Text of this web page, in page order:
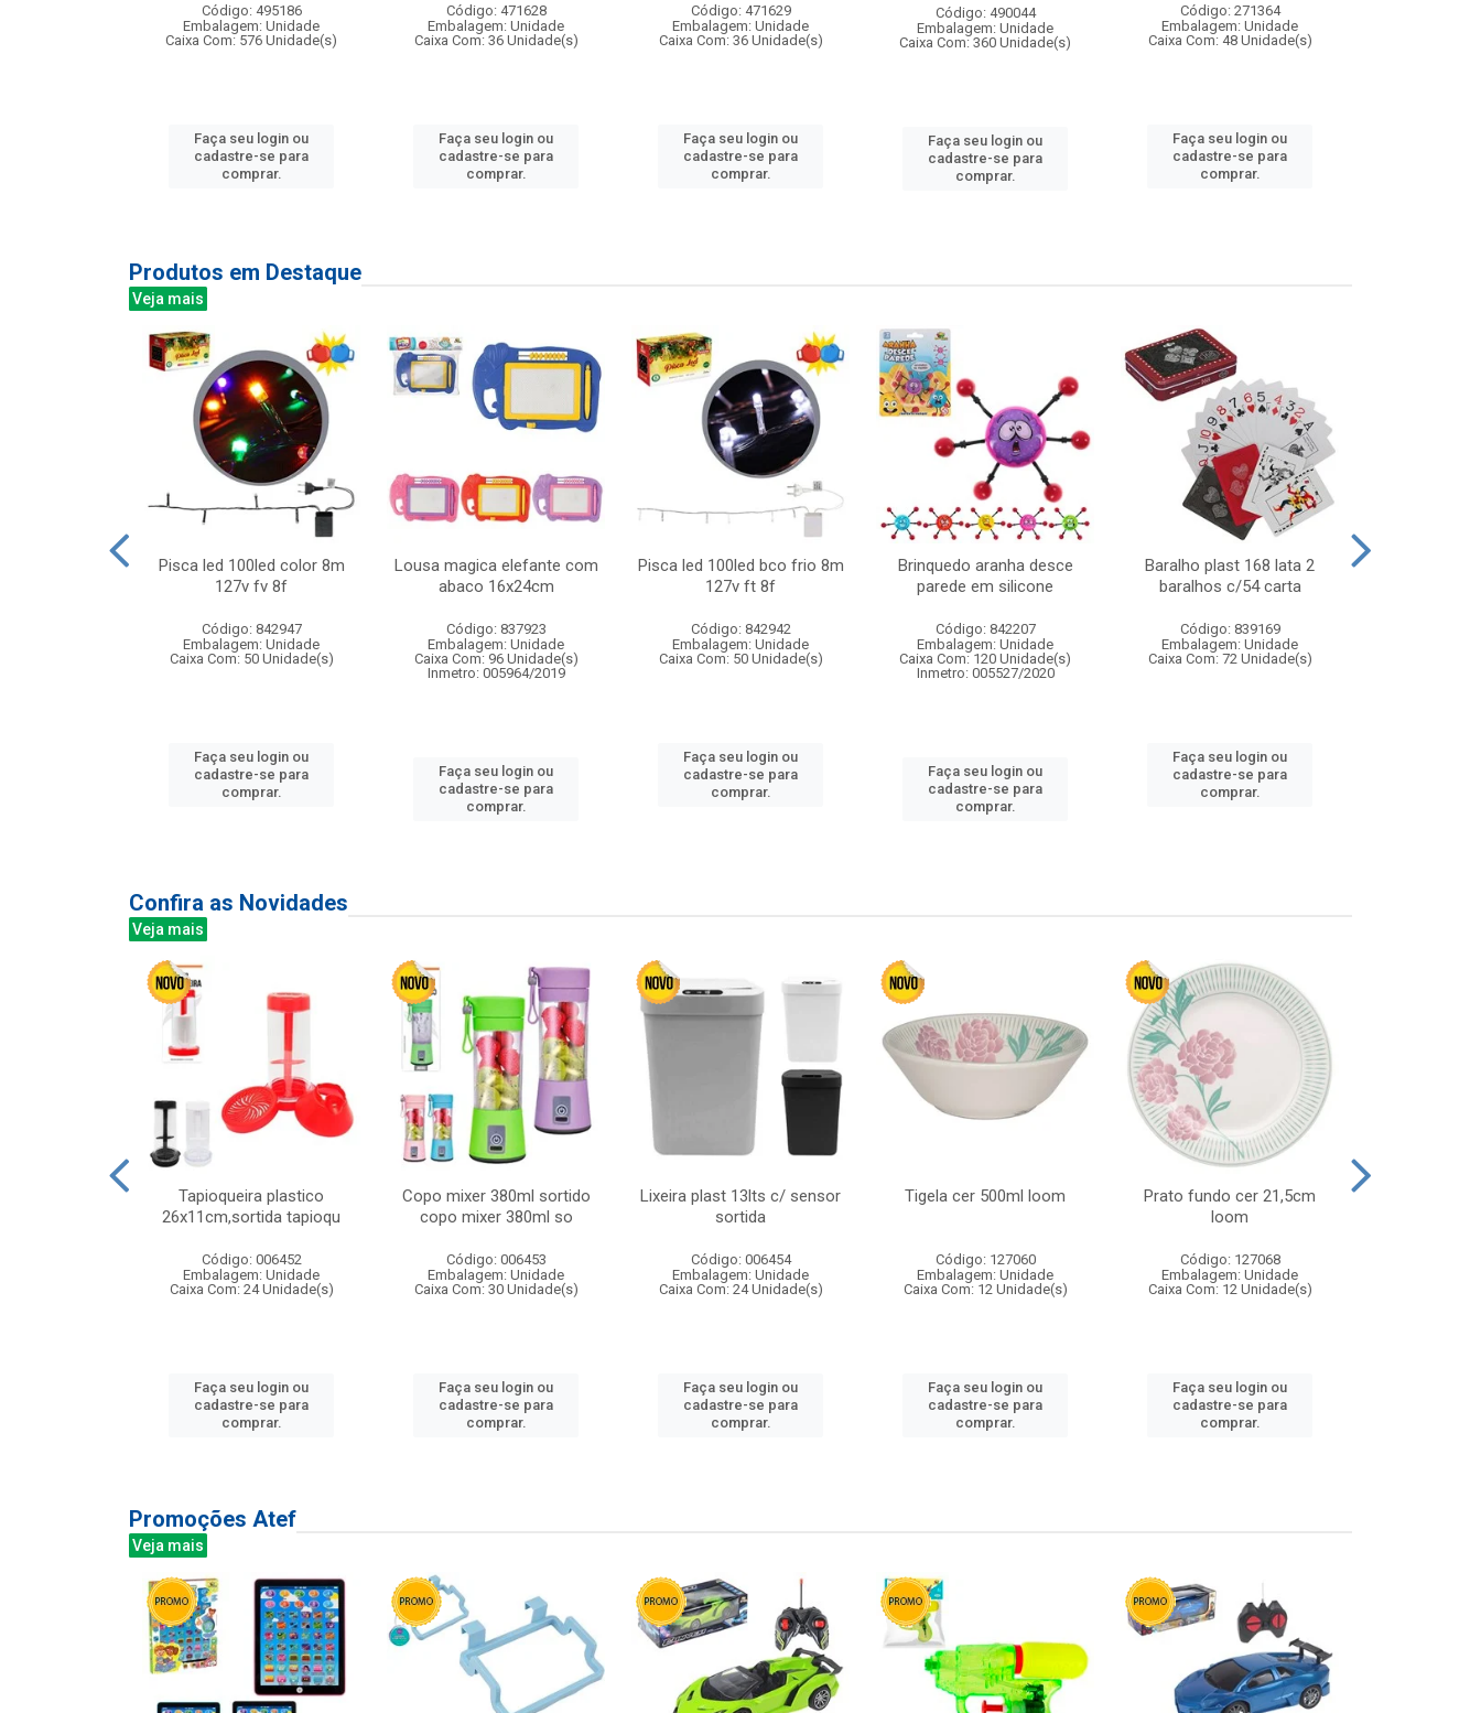
Código: 495186
Embalagem: Unidade
Caixa Com: 576 Unidade(s)
Faça seu login ou
cadastre-se para
comprar.
Código: 471628
Embalagem: Unidade
Caixa Com: 36 Unidade(s)
Faça seu login ou
cadastre-se para
comprar.
Código: 471629
Embalagem: Unidade
Caixa Com: 36 Unidade(s)
Faça seu login ou
cadastre-se para
comprar.
Código: 490044
Embalagem: Unidade
Caixa Com: 360 Unidade(s)
Faça seu login ou
cadastre-se para
comprar.
Código: 271364
Embalagem: Unidade
Caixa Com: 48 Unidade(s)
Faça seu login ou
cadastre-se para
comprar.
Produtos em Destaque
Veja mais
Pisca led 100led color 8m
127v fv 8f
Código: 842947
Embalagem: Unidade
Caixa Com: 50 Unidade(s)
Faça seu login ou
cadastre-se para
comprar.
Lousa magica elefante com
abaco 16x24cm
Código: 837923
Embalagem: Unidade
Caixa Com: 96 Unidade(s)
Inmetro: 005964/2019
Faça seu login ou
cadastre-se para
comprar.
Pisca led 100led bco frio 8m
127v ft 8f
Código: 842942
Embalagem: Unidade
Caixa Com: 50 Unidade(s)
Faça seu login ou
cadastre-se para
comprar.
Brinquedo aranha desce
parede em silicone
Código: 842207
Embalagem: Unidade
Caixa Com: 120 Unidade(s)
Inmetro: 005527/2020
Faça seu login ou
cadastre-se para
comprar.
Baralho plast 168 lata 2
baralhos c/54 carta
Código: 839169
Embalagem: Unidade
Caixa Com: 72 Unidade(s)
Faça seu login ou
cadastre-se para
comprar.
Confira as Novidades
Veja mais
Tapioqueira plastico
26x11cm,sortida tapioqu
Código: 006452
Embalagem: Unidade
Caixa Com: 24 Unidade(s)
Faça seu login ou
cadastre-se para
comprar.
Copo mixer 380ml sortido
copo mixer 380ml so
Código: 006453
Embalagem: Unidade
Caixa Com: 30 Unidade(s)
Faça seu login ou
cadastre-se para
comprar.
Lixeira plast 13lts c/ sensor
sortida
Código: 006454
Embalagem: Unidade
Caixa Com: 24 Unidade(s)
Faça seu login ou
cadastre-se para
comprar.
Tigela cer 500ml loom
Código: 127060
Embalagem: Unidade
Caixa Com: 12 Unidade(s)
Faça seu login ou
cadastre-se para
comprar.
Prato fundo cer 21,5cm
loom
Código: 127068
Embalagem: Unidade
Caixa Com: 12 Unidade(s)
Faça seu login ou
cadastre-se para
comprar.
Promoções Atef
Veja mais